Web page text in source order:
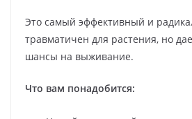
Это самый эффективный и
травматичен для растения, но
шансы на выживание.
Что вам понадобится: